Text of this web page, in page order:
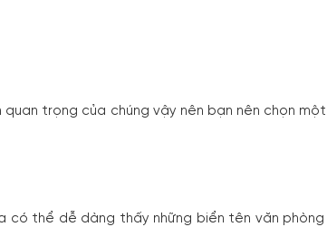
trọng của chúng vậy nên bạn nên chọn một
thể dễ dàng thấy những biển tên văn phòng